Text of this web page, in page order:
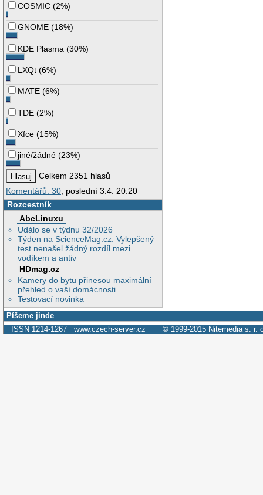
COSMIC (2%)
GNOME (18%)
KDE Plasma (30%)
LXQt (6%)
MATE (6%)
TDE (2%)
Xfce (15%)
jiné/žádné (23%)
Celkem 2351 hlasů
Komentářů: 30 , poslední 3.4. 20:20
Rozcestník
AbcLinuxu
Událo se v týdnu 32/2026
Týden na ScienceMag.cz: Vylepšený
test nenašel žádný rozdíl mezi
vodíkem a antiv
HDmag.cz
Kamery do bytu přinesou maximální
přehled o vaší domácnosti
Testovací novinka
Píšeme jinde
ISSN 1214-1267 www.czech-server.cz © 1999-2015 Nitemedia s. r.